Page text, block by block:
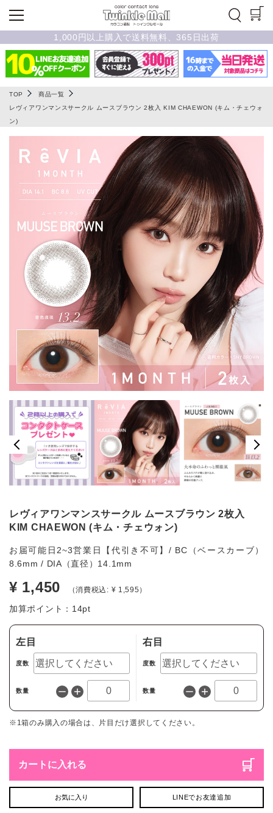
1,000円以上購入で送料無料、365日出荷
TOP
商品一覧
レヴィアワンマンスサークル ムースブラウン 2枚入 KIM CHAEWON (キム・チェウォ
ン)
レヴィアワンマンスサークル ムースブラウン 2枚入
KIM CHAEWON (キム・チェウォン)
お届可能日2~3営業日【代引き不可】/ BC（ベースカーブ）
8.6mm / DIA（直径）14.1mm
¥ 1,450 （消費税込: ¥ 1,595）
加算ポイント： 14pt
左目
度数
数量
右目
度数
数量
※1箱のみ購入の場合は、片目だけ選択してください。
カートに入れる
お気に入り LINEでお友達追加